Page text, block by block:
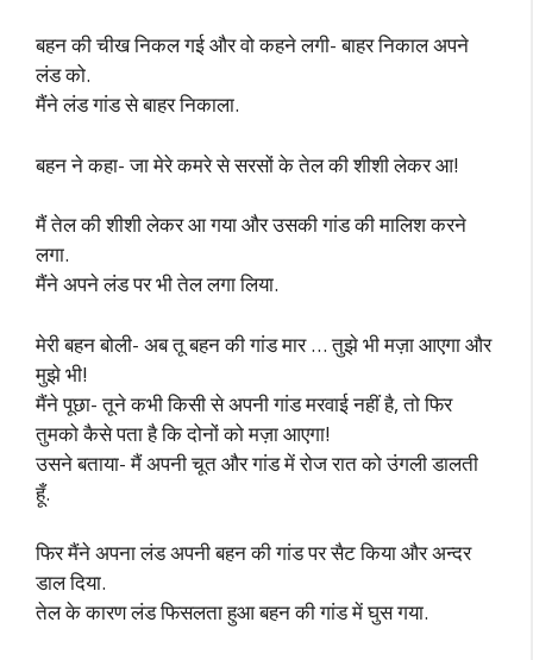
बहन की चीख निकल गई और वो कहने लगी- बाहर निकाल अपने
लंड को.
मैंने लंड गांड से बाहर निकाला.
बहन ने कहा- जा मेरे कमरे से सरसों के तेल की शीशी लेकर आ!
मैं तेल की शीशी लेकर आ गया और उसकी गांड की मालिश करने
लगा.
मैंने अपने लंड पर भी तेल लगा लिया.
मेरी बहन बोली- अब तू बहन की गांड मार … तुझे भी मज़ा आएगा और
मुझे भी!
मैंने पूछा- तूने कभी किसी से अपनी गांड मरवाई नहीं है, तो फिर
तुमको कैसे पता है कि दोनों को मज़ा आएगा!
उसने बताया- मैं अपनी चूत और गांड में रोज रात को उंगली डालती
हूँ.
फिर मैंने अपना लंड अपनी बहन की गांड पर सैट किया और अन्दर
डाल दिया.
तेल के कारण लंड फिसलता हुआ बहन की गांड में घुस गया.